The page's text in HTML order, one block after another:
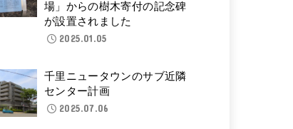
場」からの樹木寄付の記念碑
が設置されました
2025.01.05
千里ニュータウンのサブ近隣
センター計画
2025.07.06